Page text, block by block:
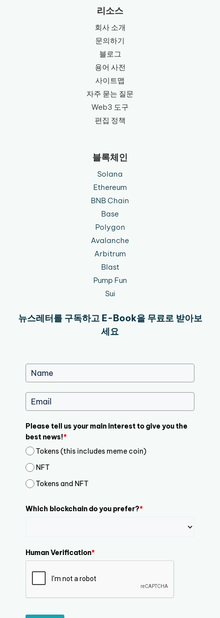
리소스
회사 소개
문의하기
블로그
용어 사전
사이트맵
자주 묻는 질문
Web3 도구
편집 정책
블록체인
Solana
Ethereum
BNB Chain
Base
Polygon
Avalanche
Arbitrum
Blast
Pump Fun
Sui
뉴스레터를 구독하고 E-Book을 무료로 받아보
세요
Please tell us your main interest to give you the
best news!*
Tokens (this includes meme coin)
NFT
Tokens and NFT
Which blockchain do you prefer?*
Human Verification*